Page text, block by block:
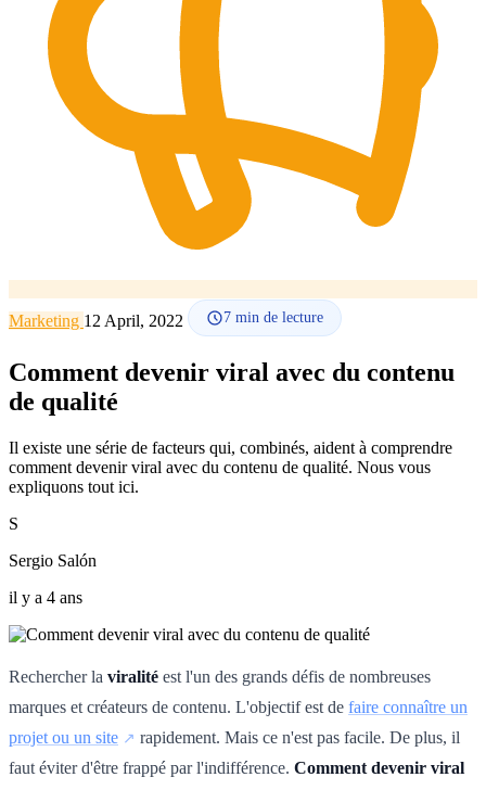
Langue
🇪🇸 ES
🇬🇧 EN 🇫🇷 FR 🇩🇪 DE
Se connecter
Marketing 12 April, 2022 7 min de lecture
Comment devenir viral avec du contenu
de qualité
Il existe une série de facteurs qui, combinés, aident à comprendre
comment devenir viral avec du contenu de qualité. Nous vous
expliquons tout ici.
S
Sergio Salón
il y a 4 ans
Rechercher la viralité est l'un des grands défis de nombreuses
marques et créateurs de contenu. L'objectif est de faire connaître un
projet ou un site
rapidement. Mais ce n'est pas facile. De plus, il
faut éviter d'être frappé par l'indifférence. Comment devenir viral